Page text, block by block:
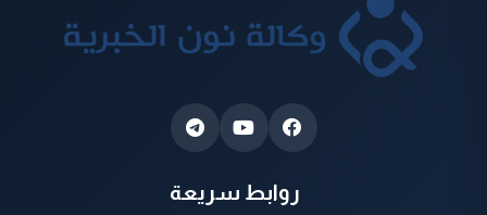
روابط سريعة